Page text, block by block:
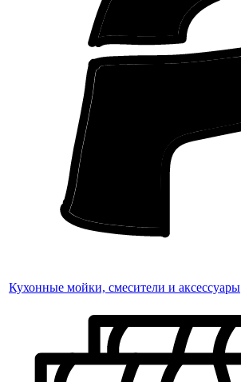
Кухонные мойки, смесители и аксессуары